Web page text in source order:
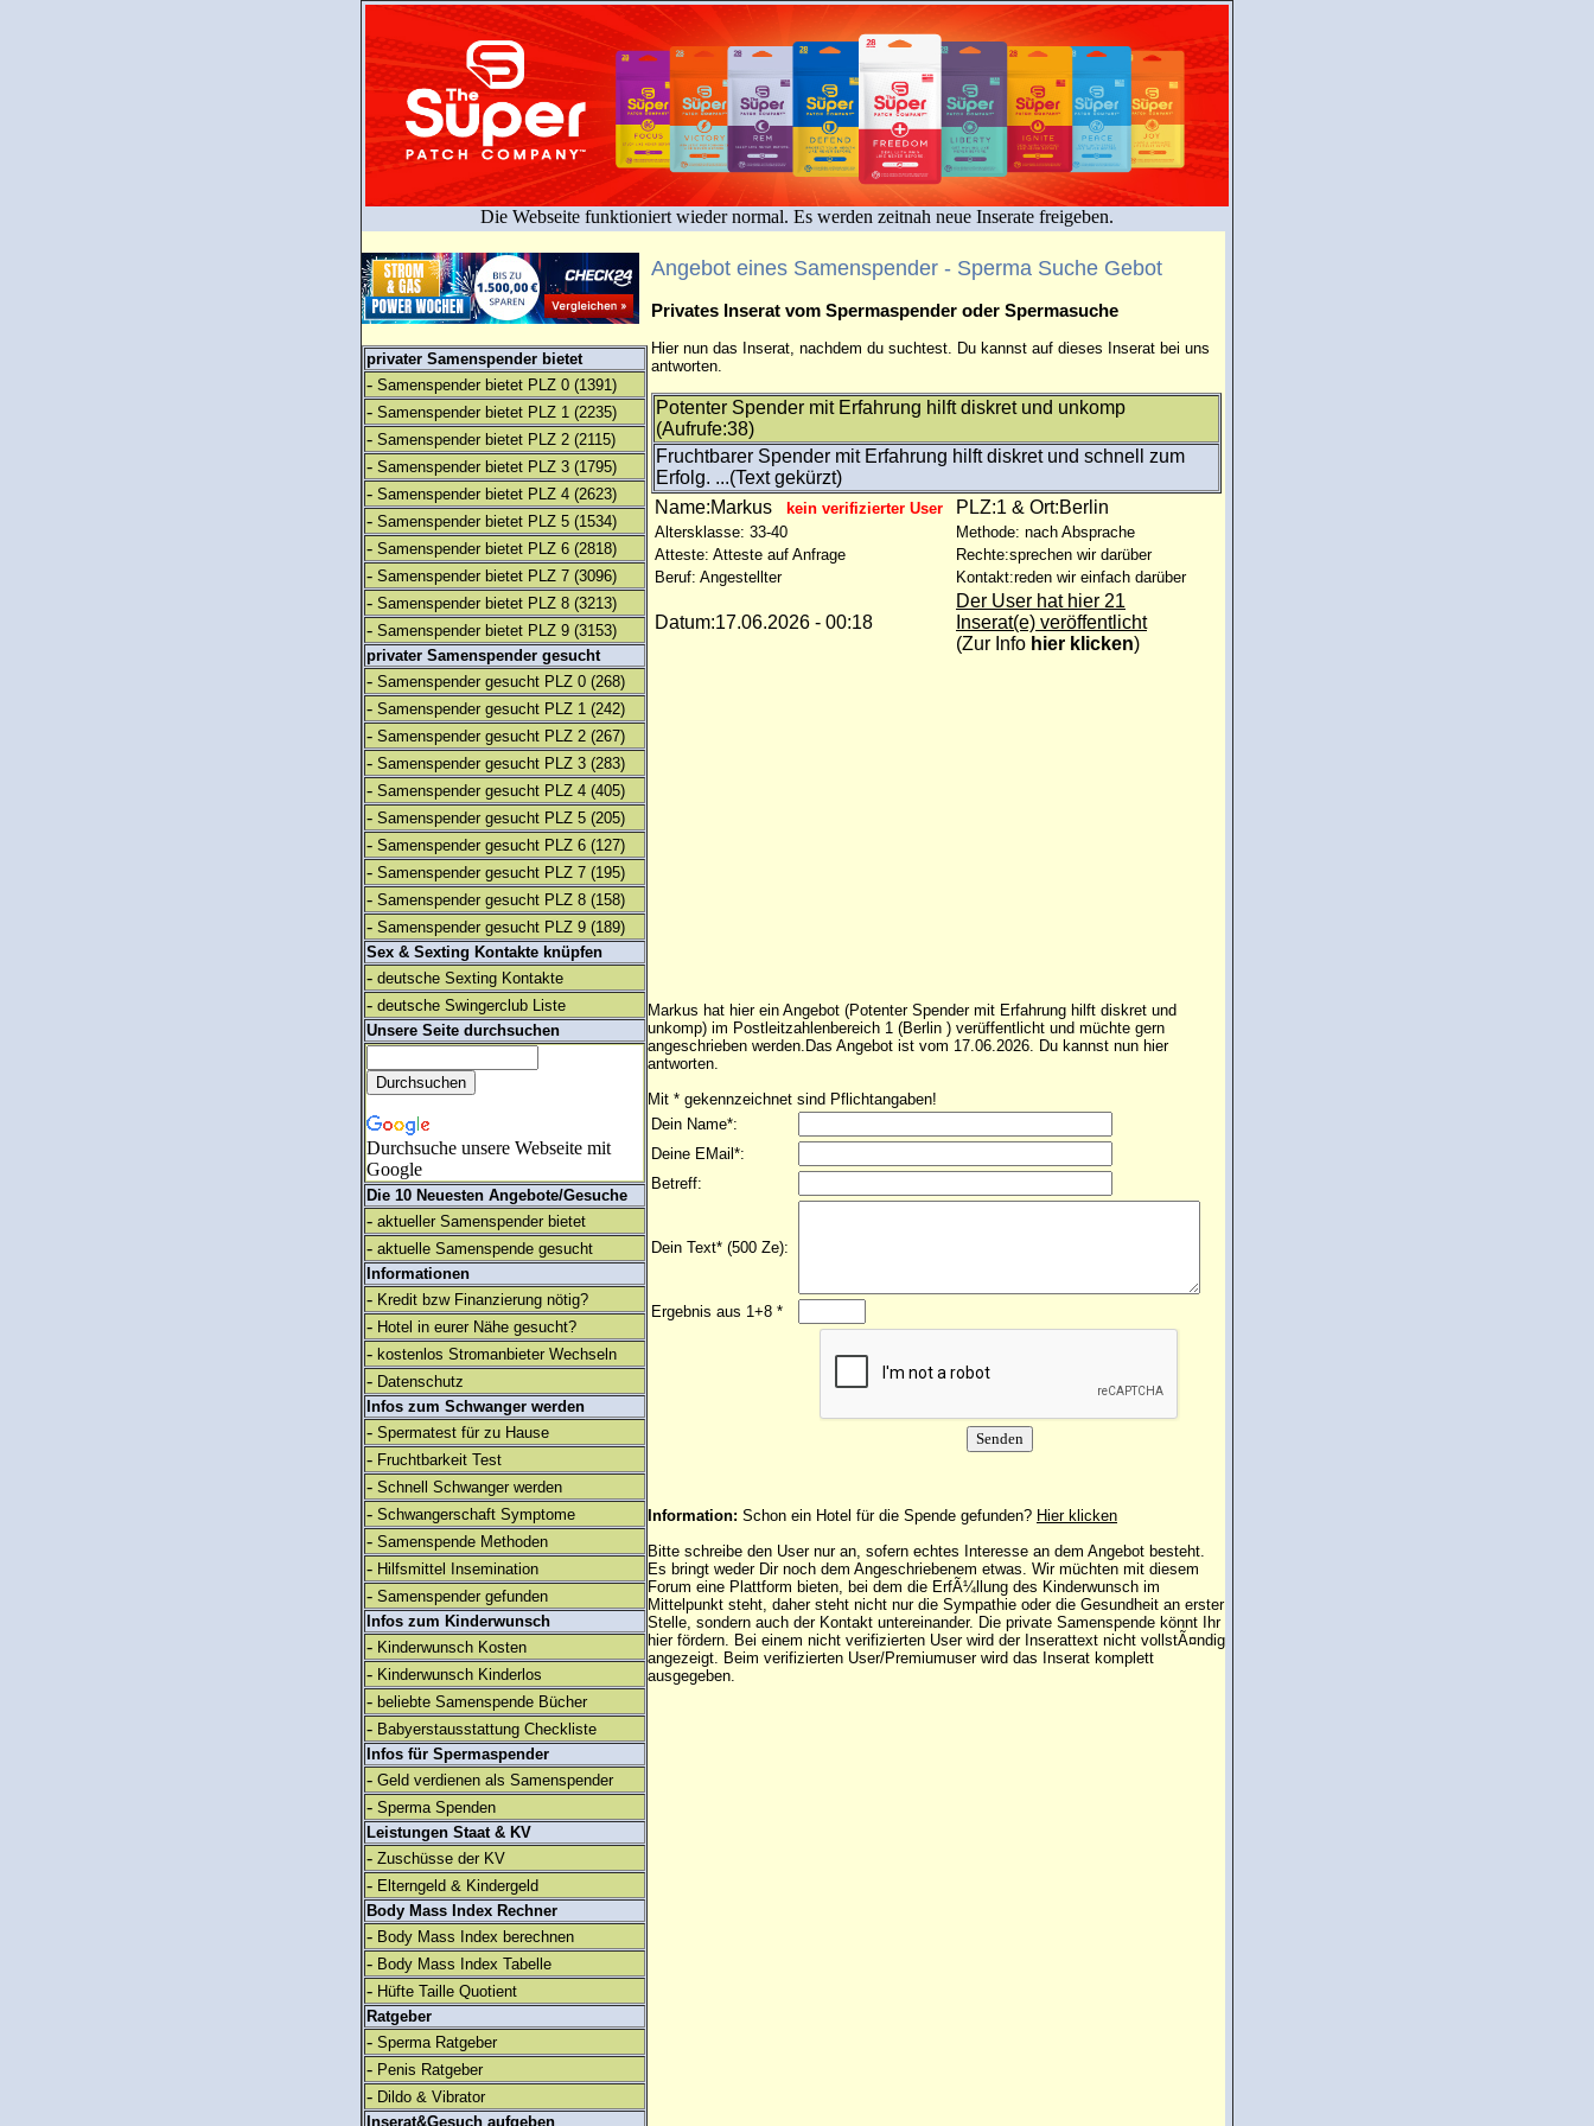
Die Webseite funktioniert wieder normal. Es werden zeitnah neue Inserate freigeben.
privater Samenspender bietet
- Samenspender bietet PLZ 0 (1391)
- Samenspender bietet PLZ 1 (2235)
- Samenspender bietet PLZ 2 (2115)
- Samenspender bietet PLZ 3 (1795)
- Samenspender bietet PLZ 4 (2623)
- Samenspender bietet PLZ 5 (1534)
- Samenspender bietet PLZ 6 (2818)
- Samenspender bietet PLZ 7 (3096)
- Samenspender bietet PLZ 8 (3213)
- Samenspender bietet PLZ 9 (3153)
privater Samenspender gesucht
- Samenspender gesucht PLZ 0 (268)
- Samenspender gesucht PLZ 1 (242)
- Samenspender gesucht PLZ 2 (267)
- Samenspender gesucht PLZ 3 (283)
- Samenspender gesucht PLZ 4 (405)
- Samenspender gesucht PLZ 5 (205)
- Samenspender gesucht PLZ 6 (127)
- Samenspender gesucht PLZ 7 (195)
- Samenspender gesucht PLZ 8 (158)
- Samenspender gesucht PLZ 9 (189)
Sex & Sexting Kontakte knüpfen
- deutsche Sexting Kontakte
- deutsche Swingerclub Liste
Unsere Seite durchsuchen
Durchsuche unsere Webseite mit
Google
Die 10 Neuesten Angebote/Gesuche
- aktueller Samenspender bietet
- aktuelle Samenspende gesucht
Informationen
- Kredit bzw Finanzierung nötig?
- Hotel in eurer Nähe gesucht?
- kostenlos Stromanbieter Wechseln
- Datenschutz
Infos zum Schwanger werden
- Spermatest für zu Hause
- Fruchtbarkeit Test
- Schnell Schwanger werden
- Schwangerschaft Symptome
- Samenspende Methoden
- Hilfsmittel Insemination
- Samenspender gefunden
Infos zum Kinderwunsch
- Kinderwunsch Kosten
- Kinderwunsch Kinderlos
- beliebte Samenspende Bücher
- Babyerstausstattung Checkliste
Infos für Spermaspender
- Geld verdienen als Samenspender
- Sperma Spenden
Leistungen Staat & KV
- Zuschüsse der KV
- Elterngeld & Kindergeld
Body Mass Index Rechner
- Body Mass Index berechnen
- Body Mass Index Tabelle
- Hüfte Taille Quotient
Ratgeber
- Sperma Ratgeber
- Penis Ratgeber
- Dildo & Vibrator
Inserat&Gesuch aufgeben
Angebot eines Samenspender - Sperma Suche Gebot
Privates Inserat vom Spermaspender oder Spermasuche
Hier nun das Inserat, nachdem du suchtest. Du kannst auf dieses Inserat bei uns
antworten.
Potenter Spender mit Erfahrung hilft diskret und unkomp
(Aufrufe:38)
Fruchtbarer Spender mit Erfahrung hilft diskret und schnell zum
Erfolg. ...(Text gekürzt)
Name:Markus
kein verifizierter User PLZ:1 & Ort:Berlin
Altersklasse: 33-40
Methode: nach Absprache
Atteste: Atteste auf Anfrage
Rechte:sprechen wir darüber
Beruf: Angestellter
Kontakt:reden wir einfach darüber
Datum:17.06.2026 - 00:18
Der User hat hier 21
Inserat(e) veröffentlicht
(Zur Info hier klicken)
Markus hat hier ein Angebot (Potenter Spender mit Erfahrung hilft diskret und
unkomp) im Postleitzahlenbereich 1 (Berlin ) verüffentlicht und müchte gern
angeschrieben werden.Das Angebot ist vom 17.06.2026. Du kannst nun hier
antworten.
Mit * gekennzeichnet sind Pflichtangaben!
Dein Name*:
Deine EMail*:
Betreff:
Dein Text* (500 Ze):
Ergebnis aus 1+8 *
Information: Schon ein Hotel für die Spende gefunden? Hier klicken
Bitte schreibe den User nur an, sofern echtes Interesse an dem Angebot besteht.
Es bringt weder Dir noch dem Angeschriebenem etwas. Wir müchten mit diesem
Forum eine Plattform bieten, bei dem die ErfÃ¼llung des Kinderwunsch im
Mittelpunkt steht, daher steht nicht nur die Sympathie oder die Gesundheit an erster
Stelle, sondern auch der Kontakt untereinander. Die private Samenspende könnt Ihr
hier fördern. Bei einem nicht verifizierten User wird der Inserattext nicht vollstÃ¤ndig
angezeigt. Beim verifizierten User/Premiumuserwird das Inserat komplett
ausgegeben.